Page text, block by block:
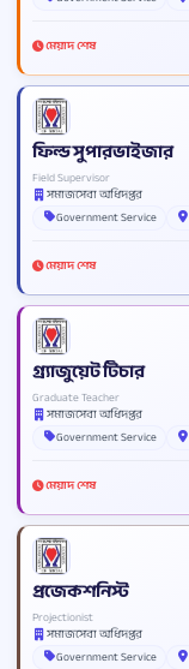
মেয়াদ শেষ
ফিল্ড সুপারভাইজার
Field Supervisor
সমাজসেবা অধিদপ্তর
Government Service
মেয়াদ শেষ
গ্র্যাজুয়েট টিচার
Graduate Teacher
সমাজসেবা অধিদপ্তর
Government Service
মেয়াদ শেষ
প্রজেকশনিস্ট
Projectionist
সমাজসেবা অধিদপ্তর
Government Service